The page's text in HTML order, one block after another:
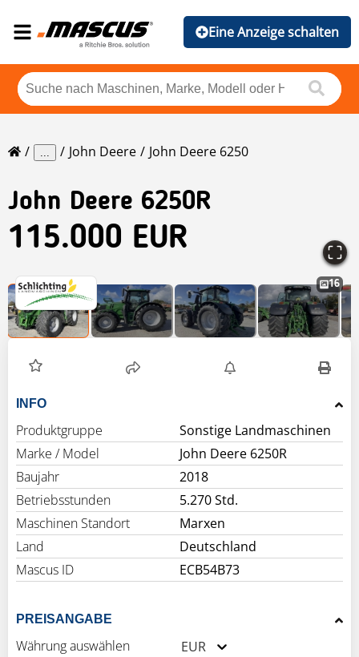
Eine Anzeige schalten
... John Deere John Deere 6250
John Deere 6250R
115.000 EUR
16
INFO
Produktgruppe
Sonstige Landmaschinen
Marke / Model
John Deere 6250R
Baujahr
2018
Betriebsstunden
5.270 Std.
Maschinen Standort
Marxen
Land
Deutschland
Mascus ID
ECB54B73
PREISANGABE
Währung auswählen
EUR